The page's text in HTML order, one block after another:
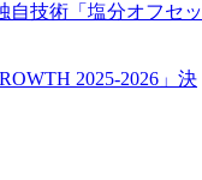
技術「塩分オフセッ
2025-2026」決